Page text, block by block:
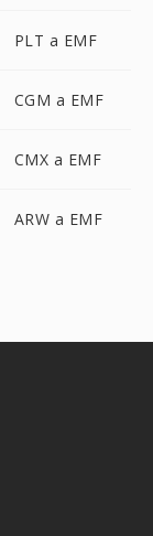
PLT a EMF
CGM a EMF
CMX a EMF
ARW a EMF